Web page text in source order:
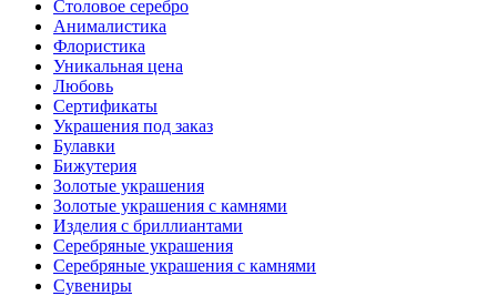
Столовое серебро
Анималистика
Флористика
Уникальная цена
Любовь
Сертификаты
Украшения под заказ
Булавки
Бижутерия
Золотые украшения
Золотые украшения с камнями
Изделия с бриллиантами
Серебряные украшения
Серебряные украшения с камнями
Сувениры